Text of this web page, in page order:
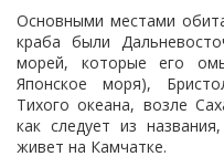
Основными местами
краба были
морей, которые его
Японское моря),
Тихого океана, возле
как следует из
живет на Камчатке.